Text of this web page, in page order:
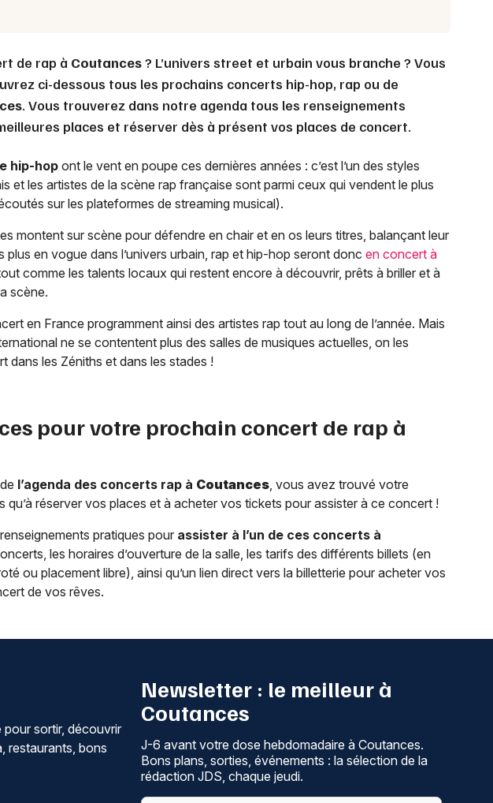
de rap à Coutances? L’univers street et urbain vous branche ? Vous
ci-dessous tous les prochains concerts hip-hop, rap ou de
. Vous trouverez dans notre agenda tous les renseignements
places et réserver dès à présent vos places de concert.
hip-hop ont le vent en poupe ces dernières années : c’est l’un des styles
et les artistes de la scène rap française sont parmi ceux qui vendent le plus
sur les plateformes de streaming musical).
montent sur scène pour défendre en chair et en os leurs titres, balançant leur
plus en vogue dans l’univers urbain, rap et hip-hop seront donc en concert à
comme les talents locaux qui restent encore à découvrir, prêts à briller et à
scène.
en France programment ainsi des artistes rap tout au long de l’année. Mais
ne se contentent plus des salles de musiques actuelles, on les
dans les Zéniths et dans les stades !
pour votre prochain concert de rap à
l’agenda des concerts rap à Coutances, vous avez trouvé votre
qu’à réserver vos places et à acheter vos tickets pour assister à ce concert !
pratiques pour assister à l’un de ces concerts à
les horaires d’ouverture de la salle, les tarifs des différents billets (en
ou placement libre), ainsi qu’un lien direct vers la billetterie pour acheter vos
de vos rêves.
sortir, découvrir
restaurants, bons
Newsletter : le meilleur à
Coutances
J-6 avant votre dose hebdomadaire à Coutances.
Bons plans, sorties, événements : la sélection de la
rédaction JDS, chaque jeudi.